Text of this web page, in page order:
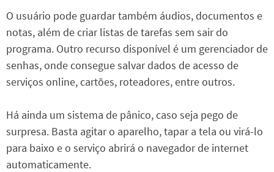
O usuário pode guardar também áudios, documentos e
notas, além de criar listas de tarefas sem sair do
programa. Outro recurso disponível é um gerenciador de
senhas, onde consegue salvar dados de acesso de
serviços online, cartões, roteadores, entre outros.
Há ainda um sistema de pânico, caso seja pego de
surpresa. Basta agitar o aparelho, tapar a tela ou virá-lo
para baixo e o serviço abrirá o navegador de internet
automaticamente.